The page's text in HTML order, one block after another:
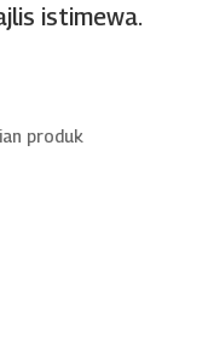
istimewa.
produk